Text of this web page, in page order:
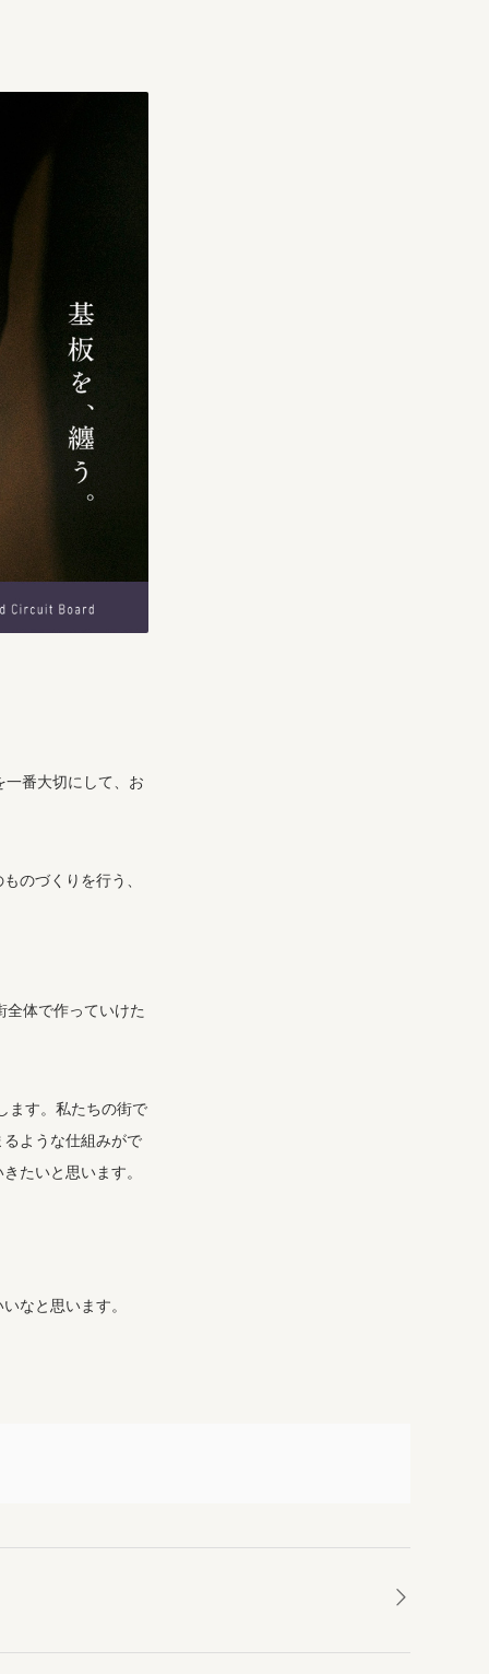
一番大切にして、お
のづくりを行う、
全体で作っていけた
ます。私たちの街で
ような仕組みがで
たいと思います。
なと思います。